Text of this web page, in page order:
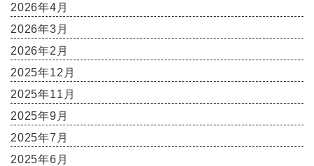
2026年4月
2026年3月
2026年2月
2025年12月
2025年11月
2025年9月
2025年7月
2025年6月